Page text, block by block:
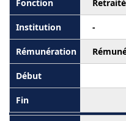
Retraité
-